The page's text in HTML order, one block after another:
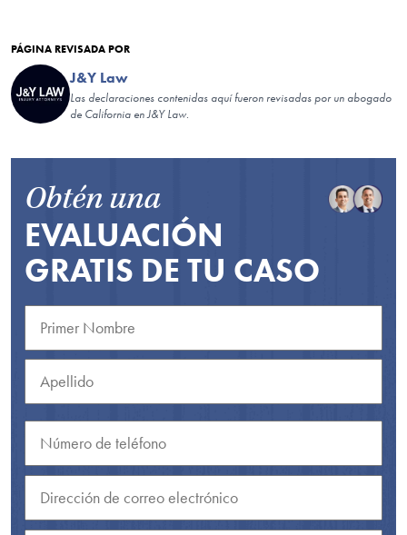
PÁGINA REVISADA POR
J&Y Law
Las declaraciones contenidas aquí fueron revisadas por un abogado
de California en J&Y Law.
Obtén una
EVALUACIÓN
GRATIS DE TU CASO